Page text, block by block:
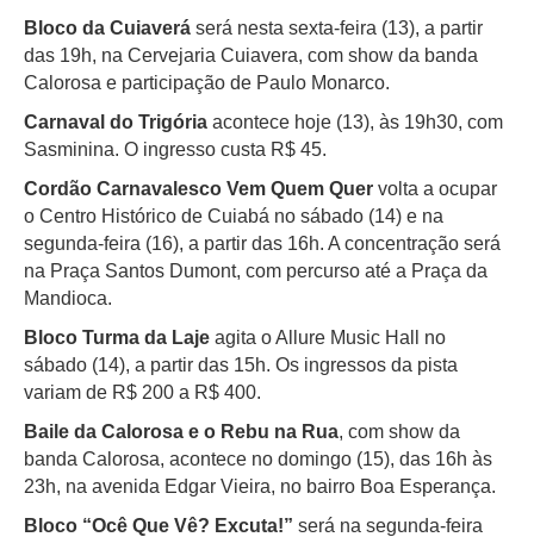
Bloco da Cuiaverá será nesta sexta-feira (13), a partir
das 19h, na Cervejaria Cuiavera, com show da banda
Calorosa e participação de Paulo Monarco.
Carnaval do Trigória acontece hoje (13), às 19h30, com
Sasminina. O ingresso custa R$ 45.
Cordão Carnavalesco Vem Quem Quer volta a ocupar
o Centro Histórico de Cuiabá no sábado (14) e na
segunda-feira (16), a partir das 16h. A concentração será
na Praça Santos Dumont, com percurso até a Praça da
Mandioca.
Bloco Turma da Laje agita o Allure Music Hall no
sábado (14), a partir das 15h. Os ingressos da pista
variam de R$ 200 a R$ 400.
Baile da Calorosa e o Rebu na Rua, com show da
banda Calorosa, acontece no domingo (15), das 16h às
23h, na avenida Edgar Vieira, no bairro Boa Esperança.
Bloco “Ocê Que Vê? Excuta!” será na segunda-feira